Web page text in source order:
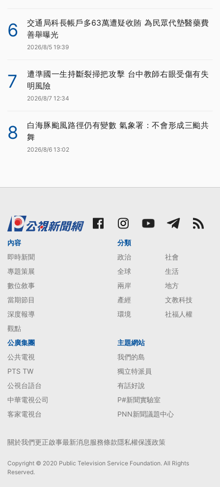
6
交通局科長帳戶多63萬遭疑收賄 為民眾代墊醫藥費
善舉曝光
2026/8/5 19:39
7
遭準國一生持斷裂掃把攻擊 台中教師右眼受傷有失
明風險
2026/8/7 12:34
8
白海豚颱風路徑仍有變數 氣象署：不會形成三颱共
舞
2026/8/6 13:02
內容
即時新聞
專題策展
數位敘事
當期節目
深度報導
觀點
分類
政治
社會
全球
生活
兩岸
地方
產經
文教科技
環境
社福人權
公廣集團
公共電視
PTS TW
公視台語台
中華電視公司
客家電視台
主題網站
我們的島
獨立特派員
有話好說
P#新聞實驗室
PNN新聞議題中心
關於我們更正啟事最新消息服務條款隱私權保護政策
Copyright © 2020 Public Television Service Foundation. All Rights
Reserved.